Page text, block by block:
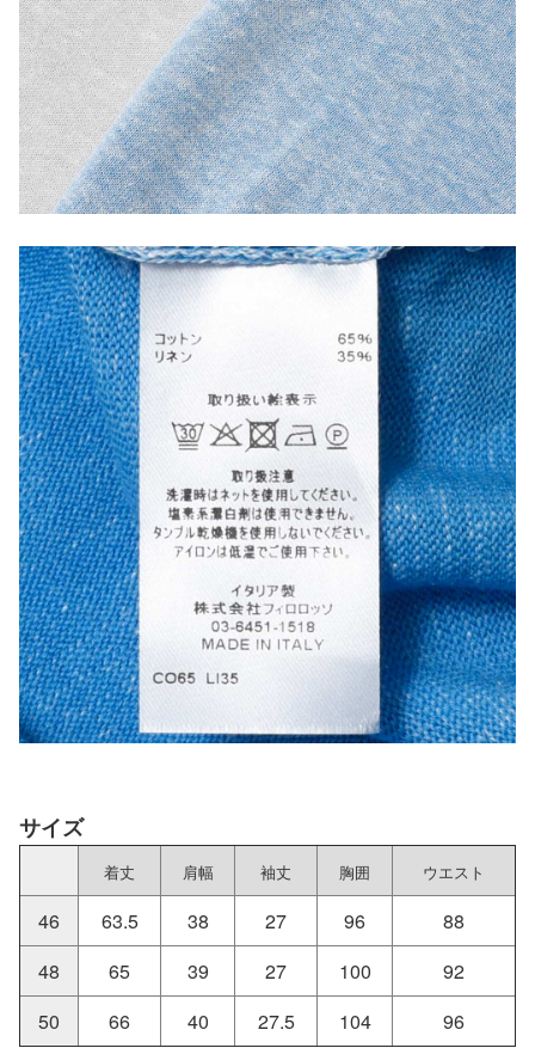
サイズ
着丈 肩幅 袖丈 胸囲 ウエスト
46 63.5 38 27 96
88
48
65 39 27 100
92
50
66 40 27.5 104
96